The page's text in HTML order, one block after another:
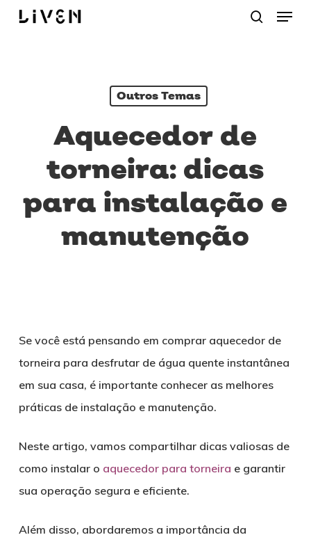
Skip
Menu
Outros Temas
Aquecedor de
torneira: dicas
para instalação e
manutenção
Se você está pensando em comprar aquecedor de
torneira para desfrutar de água quente instantânea
em sua casa, é importante conhecer as melhores
práticas de instalação e manutenção.
Neste artigo, vamos compartilhar dicas valiosas de
como instalar o aquecedor para torneira e garantir
sua operação segura e eficiente.
Além disso, abordaremos a importância da